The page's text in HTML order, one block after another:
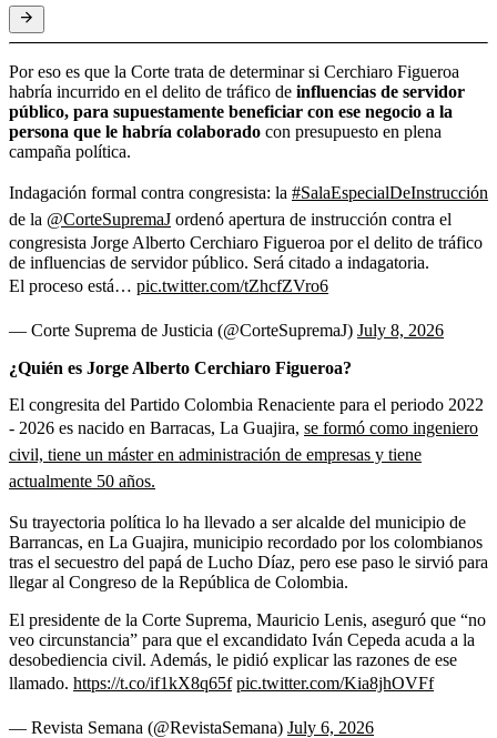
Por eso es que la Corte trata de determinar si Cerchiaro Figueroa
habría incurrido en el delito de tráfico de influencias de servidor
público, para supuestamente beneficiar con ese negocio a la
persona que le habría colaborado con presupuesto en plena
campaña política.
Indagación formal contra congresista: la #SalaEspecialDeInstrucción
de la @CorteSupremaJ ordenó apertura de instrucción contra el
congresista Jorge Alberto Cerchiaro Figueroa por el delito de tráfico
de influencias de servidor público. Será citado a indagatoria.
El proceso está… pic.twitter.com/tZhcfZVro6
— Corte Suprema de Justicia (@CorteSupremaJ) July 8, 2026
¿Quién es Jorge Alberto Cerchiaro Figueroa?
El congresita del Partido Colombia Renaciente para el periodo 2022
- 2026 es nacido en Barracas, La Guajira, se formó como ingeniero
civil, tiene un máster en administración de empresas y tiene
actualmente 50 años.
Su trayectoria política lo ha llevado a ser alcalde del municipio de
Barrancas, en La Guajira, municipio recordado por los colombianos
tras el secuestro del papá de Lucho Díaz, pero ese paso le sirvió para
llegar al Congreso de la República de Colombia.
El presidente de la Corte Suprema, Mauricio Lenis, aseguró que “no
veo circunstancia” para que el excandidato Iván Cepeda acuda a la
desobediencia civil. Además, le pidió explicar las razones de ese
llamado. https://t.co/if1kX8q65f pic.twitter.com/Kia8jhOVFf
— Revista Semana (@RevistaSemana) July 6, 2026